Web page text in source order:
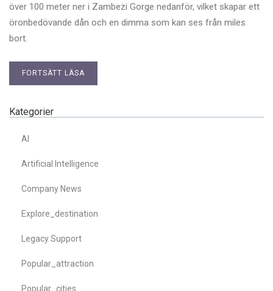
över 100 meter ner i Zambezi Gorge nedanför, vilket skapar ett
öronbedövande dån och en dimma som kan ses från miles
bort.
FORTSÄTT LÄSA
Kategorier
AI
Artificial Intelligence
Company News
Explore_destination
Legacy Support
Popular_attraction
Popular_cities